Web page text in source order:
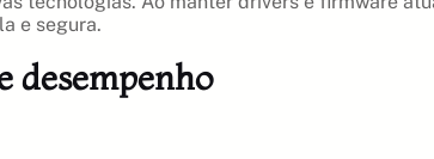
e segura.
desempenho